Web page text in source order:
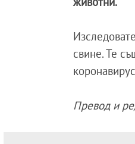
свине. Те
Превод и